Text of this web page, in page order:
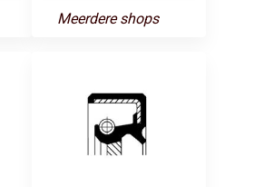
Meerdere shops